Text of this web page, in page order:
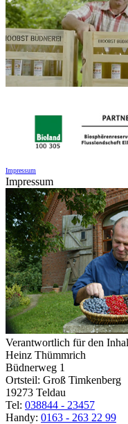
Impressum
Impressum
Verantwortlich für den
Heinz Thümmrich
Büdnerweg 1
Ortsteil: Groß Timkenberg
19273 Teldau
Tel: 038844 - 23457
Handy: 0163 - 263 22 99